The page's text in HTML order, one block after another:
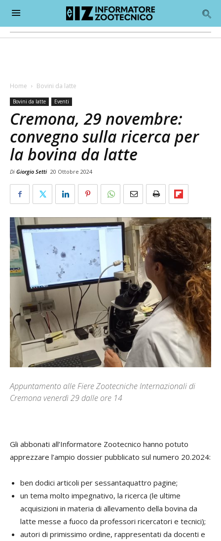
Home Bovini da latte
Bovini da latte Eventi
Cremona, 29 novembre:
convegno sulla ricerca per
la bovina da latte
Di Giorgio Setti 20 Ottobre 2024
Appuntamento alle Fiere Zootecniche Internazionali di
Cremona venerdì 29 dalle ore 14
Gli abbonati all’Informatore Zootecnico hanno potuto
apprezzare l’ampio dossier pubblicato sul numero 20.2024:
ben dodici articoli per sessantaquattro pagine;
un tema molto impegnativo, la ricerca (le ultime
acquisizioni in materia di allevamento della bovina da
latte messe a fuoco da professori ricercatori e tecnici);
autori di primissimo ordine, rappresentati da docenti e